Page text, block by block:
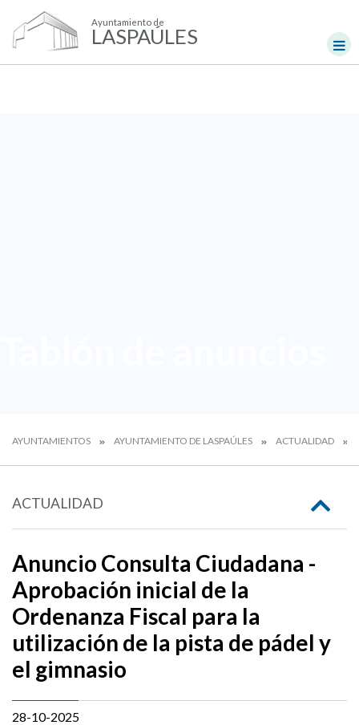
Ayuntamiento de
LASPAÚLES
AYUNTAMIENTOS AYUNTAMIENTO DE LASPAÚLES ACTUALIDAD
ACTUALIDAD
Anuncio Consulta Ciudadana -
Aprobación inicial de la
Ordenanza Fiscal para la
utilización de la pista de pádel y
el gimnasio
28-10-2025